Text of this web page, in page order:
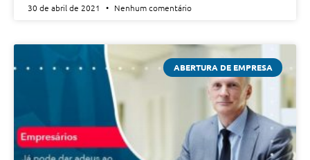
30 de abril de 2021 Nenhum comentário
ABERTURA DE EMPRESA